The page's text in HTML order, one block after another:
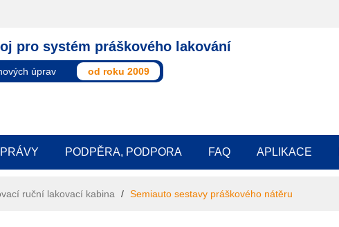
pro systém práškového lakování
úprav od roku 2009
PODPĚRA, PODPORA FAQ APLIKACE
ruční lakovací kabina / Semiauto sestavy práškového nátěru